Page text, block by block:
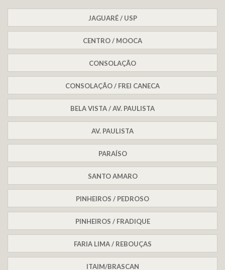
JAGUARÉ / USP
CENTRO / MOOCA
CONSOLAÇÃO
CONSOLAÇÃO / FREI CANECA
BELA VISTA / AV. PAULISTA
AV. PAULISTA
PARAÍSO
SANTO AMARO
PINHEIROS / PEDROSO
PINHEIROS / FRADIQUE
FARIA LIMA / REBOUÇAS
ITAIM/BRASCAN